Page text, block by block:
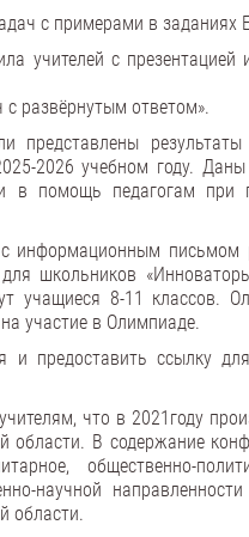
с примерами в
учителей с презентацией
развёрнутым ответом».
2026 учебном году.
помощь педагогам при
письмом
школьников
учащиеся 8-11 классов.
участие в Олимпиаде.
предоставить ссылку
что в 2021году
области. В содержание
общественно-
научной
области.